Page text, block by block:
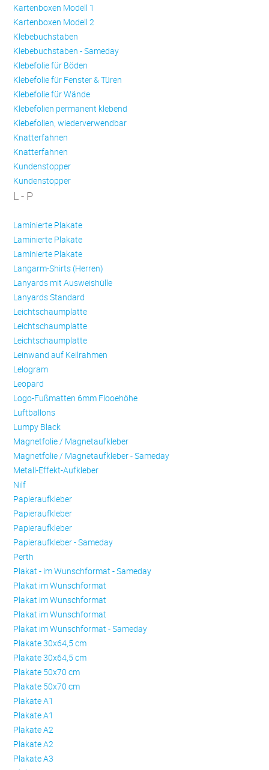
Kartenboxen Modell 1
Kartenboxen Modell 2
Klebebuchstaben
Klebebuchstaben - Sameday
Klebefolie für Böden
Klebefolie für Fenster & Türen
Klebefolie für Wände
Klebefolien permanent klebend
Klebefolien, wiederverwendbar
Knatterfahnen
Knatterfahnen
Kundenstopper
Kundenstopper
L - P
Laminierte Plakate
Laminierte Plakate
Laminierte Plakate
Langarm-Shirts (Herren)
Lanyards mit Ausweishülle
Lanyards Standard
Leichtschaumplatte
Leichtschaumplatte
Leichtschaumplatte
Leinwand auf Keilrahmen
Lelogram
Leopard
Logo-Fußmatten 6mm Flooehöhe
Luftballons
Lumpy Black
Magnetfolie / Magnetaufkleber
Magnetfolie / Magnetaufkleber - Sameday
Metall-Effekt-Aufkleber
Nilf
Papieraufkleber
Papieraufkleber
Papieraufkleber
Papieraufkleber - Sameday
Perth
Plakat - im Wunschformat - Sameday
Plakat im Wunschformat
Plakat im Wunschformat
Plakat im Wunschformat
Plakat im Wunschformat - Sameday
Plakate 30x64,5 cm
Plakate 30x64,5 cm
Plakate 50x70 cm
Plakate 50x70 cm
Plakate A1
Plakate A1
Plakate A2
Plakate A2
Plakate A3